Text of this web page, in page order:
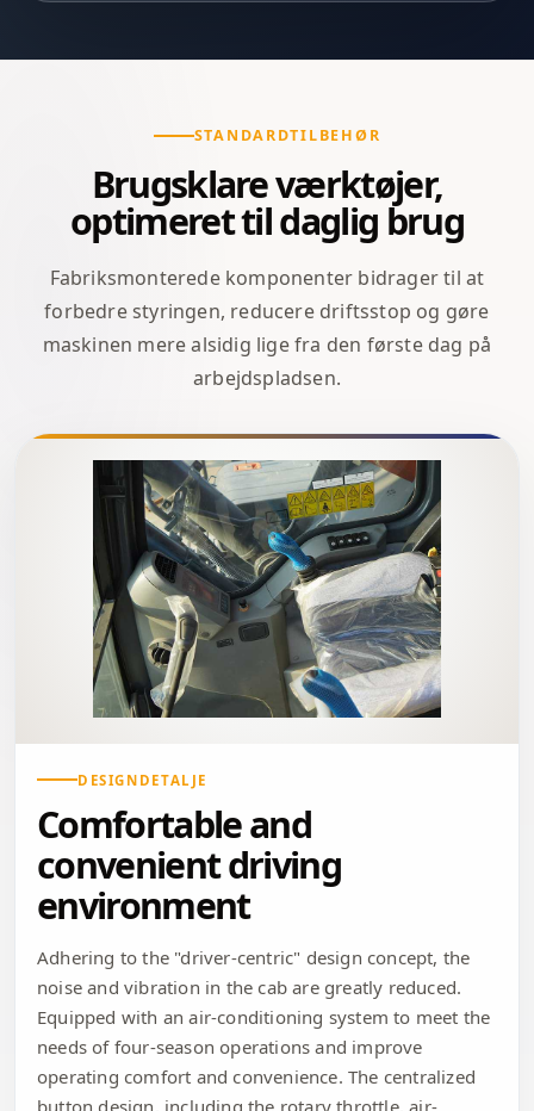
STANDARDTILBEHØR
Brugsklare værktøjer,
optimeret til daglig brug
Fabriksmonterede komponenter bidrager til at
forbedre styringen, reducere driftsstop og gøre
maskinen mere alsidig lige fra den første dag på
arbejdspladsen.
DESIGNDETALJE
Comfortable and
convenient driving
environment
Adhering to the "driver-centric" design concept, the
noise and vibration in the cab are greatly reduced.
Equipped with an air-conditioning system to meet the
needs of four-season operations and improve
operating comfort and convenience. The centralized
button design, including the rotary throttle, air-